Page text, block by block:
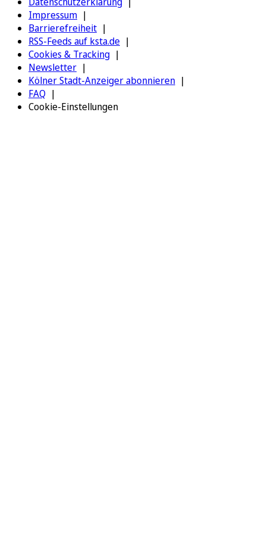
Impressum
Barrierefreiheit
RSS-Feeds auf ksta.de
Cookies & Tracking
Newsletter
Kölner Stadt-Anzeiger abonnieren
FAQ
Cookie-Einstellungen